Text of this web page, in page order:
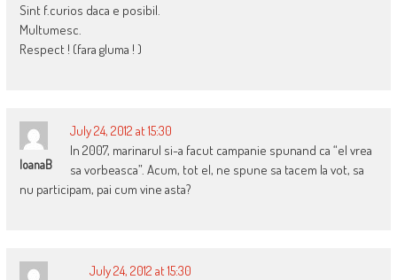
Sint f.curios daca e posibil.
Multumesc.
Respect ! (fara gluma ! )
IoanaB
July 24, 2012 at 15:30
In 2007, marinarul si-a facut campanie spunand ca “el vrea
sa vorbeasca”. Acum, tot el, ne spune sa tacem la vot, sa
nu participam, pai cum vine asta?
July 24, 2012 at 15:30